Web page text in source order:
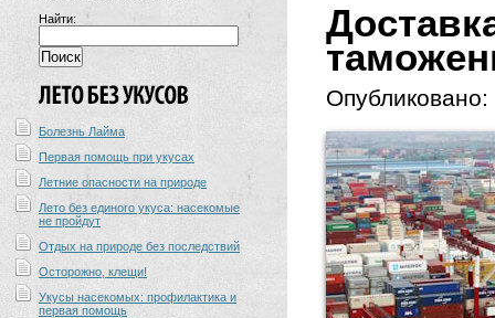
Найти:
Болезнь Лайма
Первая помощь при укусах
Летние опасности на природе
Лето без единого укуса: насекомые
не пройдут
Отдых на природе без последствий
Осторожно, клещи!
Укусы насекомых: профилактика и
первая помощь
Опубликовано: